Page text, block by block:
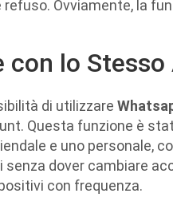
Ovviamente, la
con lo
di utilizzare
Questa funzione è
e uno personale,
dover cambiare
con frequenza.